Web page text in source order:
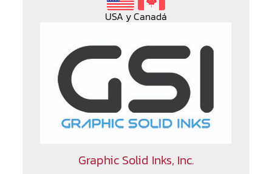
USA y Canadá
Graphic Solid Inks, Inc.